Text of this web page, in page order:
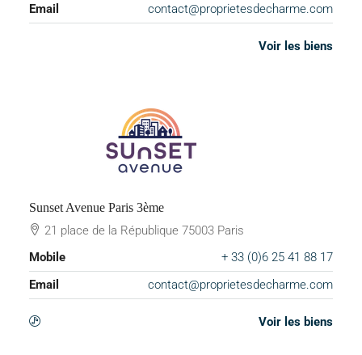
Email
contact@proprietesdecharme.com
Voir les biens
Sunset Avenue Paris 3ème
21 place de la République 75003 Paris
Mobile
+ 33 (0)6 25 41 88 17
Email
contact@proprietesdecharme.com
Voir les biens